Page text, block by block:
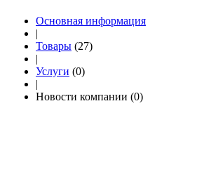
Основная информация
|
Товары (27)
|
Услуги (0)
|
Новости компании (0)